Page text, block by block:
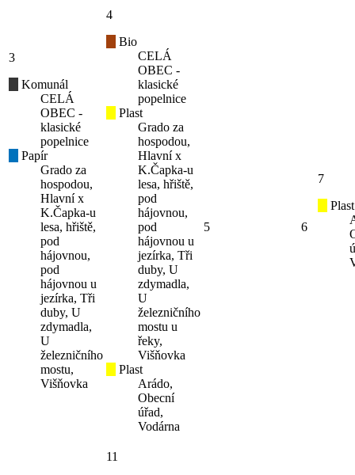
3
Komunál
CELÁ
OBEC -
klasické
popelnice
Papír
Grado za
hospodou,
Hlavní x
K.Čapka-u
lesa, hřiště,
pod
hájovnou,
pod
hájovnou u
jezírka, Tři
duby, U
zdymadla,
U
železničního
mostu,
Višňovka
4
Bio
CELÁ
OBEC -
klasické
popelnice
Plast
Grado za
hospodou,
Hlavní x
K.Čapka-u
lesa, hřiště,
pod
hájovnou,
pod
hájovnou u
jezírka, Tři
duby, U
zdymadla,
U
železničního
mostu u
řeky,
Višňovka
Plast
Arádo,
Obecní
úřad,
Vodárna
5 6
7
Plast
11